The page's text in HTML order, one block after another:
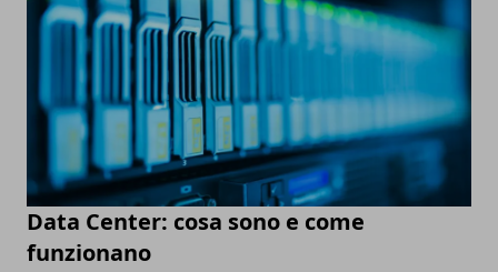
Data Center: cosa sono e come
funzionano